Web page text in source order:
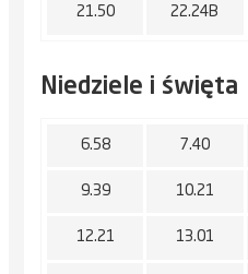
21.50 22.24B
Niedziele i święta
6.58 7.40
9.39 10.21
12.21 13.01